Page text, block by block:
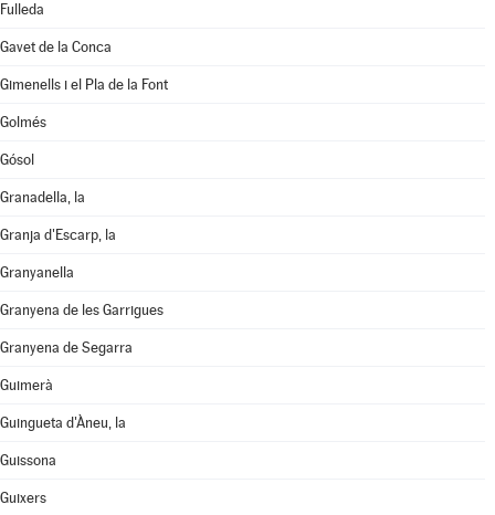
Fulleda
Gavet de la Conca
Gimenells i el Pla de la Font
Golmés
Gósol
Granadella, la
Granja d'Escarp, la
Granyanella
Granyena de les Garrigues
Granyena de Segarra
Guimerà
Guingueta d'Àneu, la
Guissona
Guixers